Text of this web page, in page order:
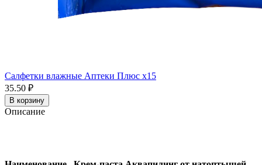
Салфетки влажные Аптеки Плюс x15
35.50 ₽
В корзину
Описание